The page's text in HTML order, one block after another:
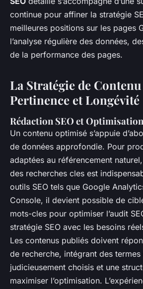
continue pour affiner la stratégie
meilleures positions sur les pages
l’analyse régulière des données,
de la performance des pages.
La Stratégie de
Pertinence et Longévité
Rédaction SEO et
Un contenu optimisé s’appuie
de données approfondie. Pour
adaptées au référencement
des recherches cles est
outils SEO tels que Google
Console, il devient possible de
mots-cles pour optimiser l’audit
stratégie SEO avec les besoins
Les contenus publiés doivent
de recherche, intégrant des termes
judicieusement choisis et une
maximiser l’optimisation.